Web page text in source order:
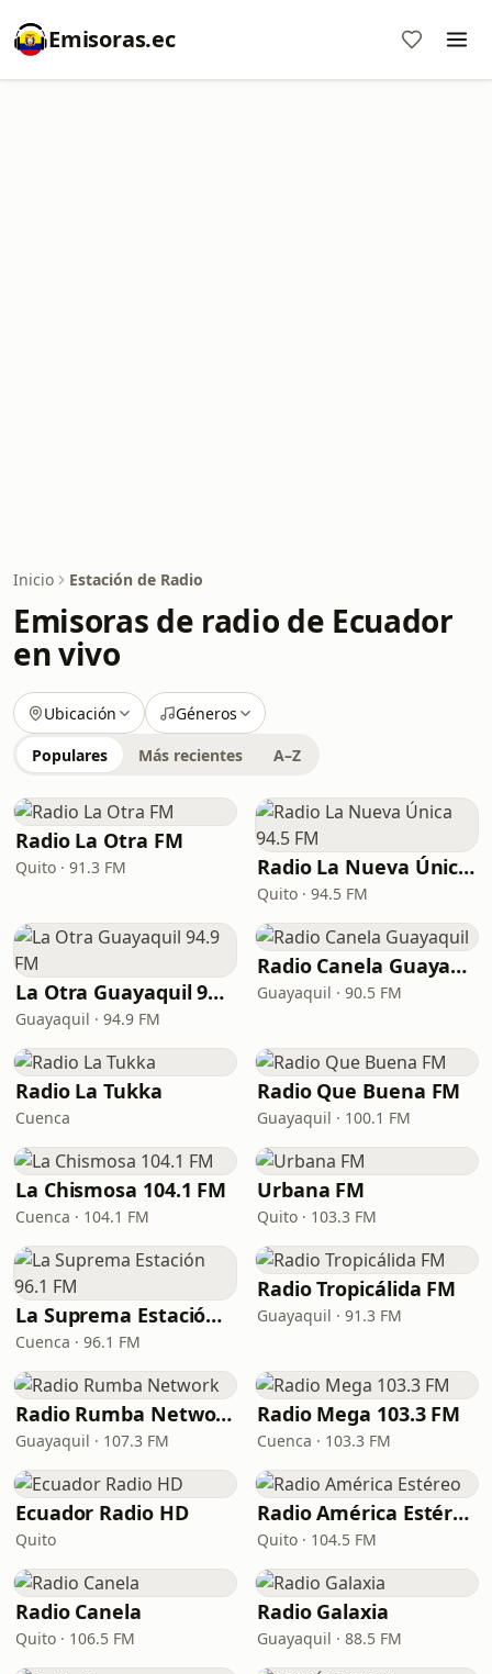
Emisoras.ec
Inicio Estación de Radio
Emisoras de radio de Ecuador
en vivo
Ubicación Géneros
Populares Más recientes A–Z
Radio La Otra FM
Quito · 91.3 FM Radio La Nueva Única 94.5 FM
Quito · 94.5 FM
La Otra Guayaquil 94.9 FM
Guayaquil · 94.9 FM
Radio Canela Guayaquil
Guayaquil · 90.5 FM
Radio La Tukka
Cuenca
Radio Que Buena FM
Guayaquil · 100.1 FM
La Chismosa 104.1 FM
Cuenca · 104.1 FM
Urbana FM
Quito · 103.3 FM
La Suprema Estación 96.1 FM
Cuenca · 96.1 FM
Radio Tropicálida FM
Guayaquil · 91.3 FM
Radio Rumba Network
Guayaquil · 107.3 FM
Radio Mega 103.3 FM
Cuenca · 103.3 FM
Ecuador Radio HD
Quito
Radio América Estéreo
Quito · 104.5 FM
Radio Canela
Quito · 106.5 FM
Radio Galaxia
Guayaquil · 88.5 FM